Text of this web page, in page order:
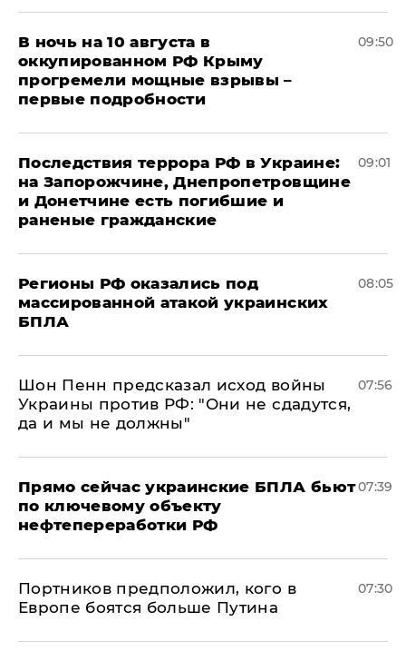
В ночь на 10 августа в
оккупированном РФ Крыму
прогремели мощные взрывы –
первые подробности
09:50
Последствия террора РФ в Украине:
на Запорожчине, Днепропетровщине
и Донетчине есть погибшие и
раненые гражданские
09:01
Регионы РФ оказались под
массированной атакой украинских
БПЛА
08:05
Шон Пенн предсказал исход войны
Украины против РФ: "Они не сдадутся,
да и мы не должны"
07:56
Прямо сейчас украинские БПЛА бьют
по ключевому объекту
нефтепереработки РФ
07:39
Портников предположил, кого в
Европе боятся больше Путина
07:30